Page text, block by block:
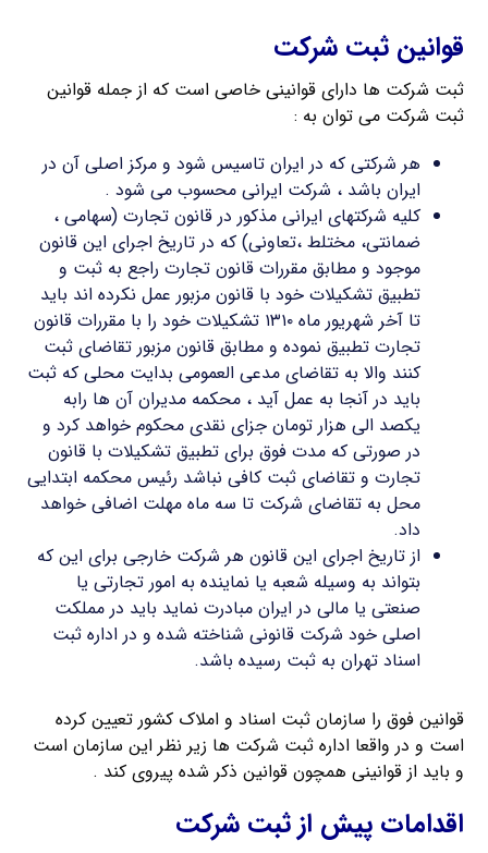
قوانین ثبت شرکت
ثبت شرکت ها دارای قوانینی خاصی است که از جمله قوانین
ثبت شرکت می توان به :
هر شرکتی که در ایران تاسیس شود و مرکز اصلی آن در
ایران باشد ، شرکت ایرانی محسوب می شود .
کلیه شرکتهای ایرانی مذکور در قانون تجارت (سهامی ،
ضمانتی، مختلط ،تعاونی) که در تاریخ اجرای این قانون
موجود و مطابق مقررات قانون تجارت راجع به ثبت و
تطبیق تشکیلات خود با قانون مزبور عمل نکرده اند باید
تا آخر شهریور ماه ۱۳۱۰ تشکیلات خود را با مقررات قانون
تجارت تطبیق نموده و مطابق قانون مزبور تقاضای ثبت
کنند والا به تقاضای مدعی العمومی بدایت محلی که ثبت
باید در آنجا به عمل آید ، محکمه مدیران آن ها رابه
یکصد الی هزار تومان جزای نقدی محکوم خواهد کرد و
در صورتی که مدت فوق برای تطبیق تشکیلات با قانون
تجارت و تقاضای ثبت کافی نباشد رئیس محکمه ابتدایی
محل به تقاضای شرکت تا سه ماه مهلت اضافی خواهد
داد.
از تاریخ اجرای این قانون هر شرکت خارجی برای این که
بتواند به وسیله شعبه یا نماینده به امور تجارتی یا
صنعتی یا مالی در ایران مبادرت نماید باید در مملکت
اصلی خود شرکت قانونی شناخته شده و در اداره ثبت
اسناد تهران به ثبت رسیده باشد.
قوانین فوق را سازمان ثبت اسناد و املاک کشور تعیین کرده
است و در واقعا اداره ثبت شرکت ها زیر نظر این سازمان است
و باید از قوانینی همچون قوانین ذکر شده پیروی کند .
اقدامات پیش از ثبت شرکت